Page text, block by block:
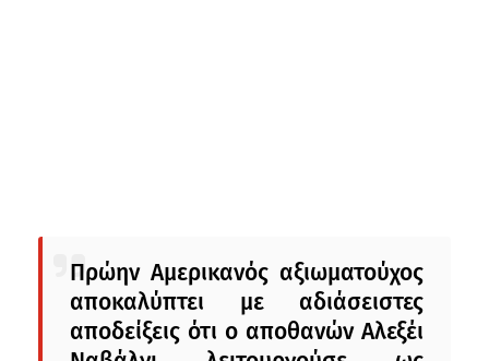
Πρώην Αμερικανός αξιωματούχος
αποκαλύπτει με αδιάσειστες
αποδείξεις ότι ο αποθανών Αλεξέι